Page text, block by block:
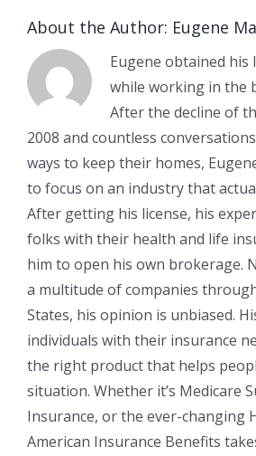
About the Author: Eugene
Eugene obtained his
while working in the
After the decline of
2008 and countless
ways to keep their homes,
to focus on an industry that
After getting his license, his
folks with their health and life
him to open his own brokerage.
a multitude of companies
States, his opinion is unbiased.
individuals with their insurance
the right product that helps
situation. Whether it’s Medicare
Insurance, or the ever-changing
American Insurance Benefits